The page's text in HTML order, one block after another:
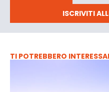
ISCRIVITI
TI POTREBBERO